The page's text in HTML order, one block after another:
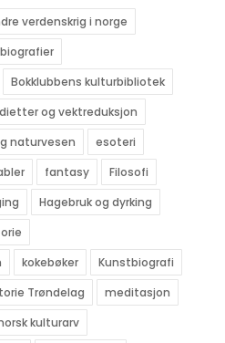
verdenskrig i norge
biografier
Bokklubbens kulturbibliotek
dietter og vektreduksjon
naturvesen
esoteri
fantasy
Filosofi
Hagebruk og dyrking
kokebøker
Kunstbiografi
Trøndelag
meditasjon
kulturarv